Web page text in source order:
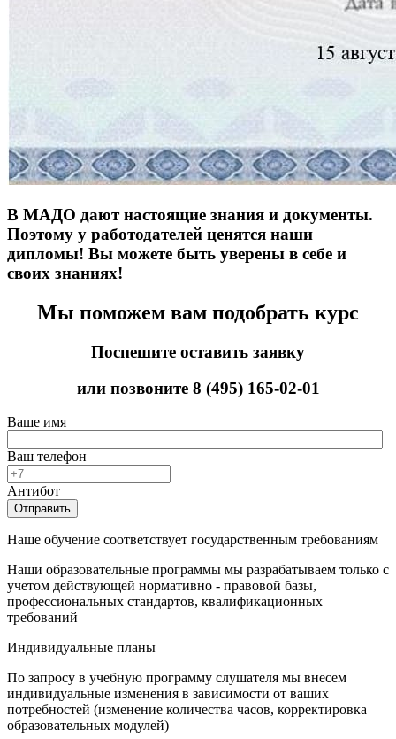
В МАДО дают настоящие знания и документы.
Поэтому у работодателей ценятся наши
дипломы! Вы можете быть уверены в себе и
своих знаниях!
Мы поможем вам подобрать курс
Поспешите оставить заявку
или позвоните 8 (495) 165-02-01
Ваше имя
Ваш телефон
Антибот
Отправить
Наше обучение соответствует государственным требованиям
Наши образовательные программы мы разрабатываем только с
учетом действующей нормативно - правовой базы,
профессиональных стандартов, квалификационных
требований
Индивидуальные планы
По запросу в учебную программу слушателя мы внесем
индивидуальные изменения в зависимости от ваших
потребностей (изменение количества часов, корректировка
образовательных модулей)